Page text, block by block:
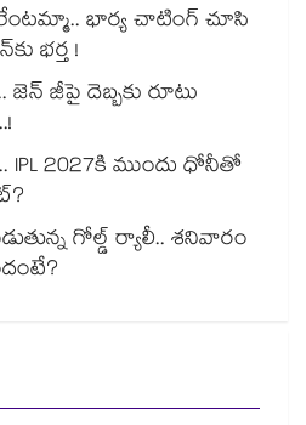
భార్య చాటింగ్ చూసి
భర్త !
జీపై దెబ్బకు రూటు
IPL 2027కి ముందు ధోనీతో
గోల్డ్ ర్యాలీ.. శనివారం